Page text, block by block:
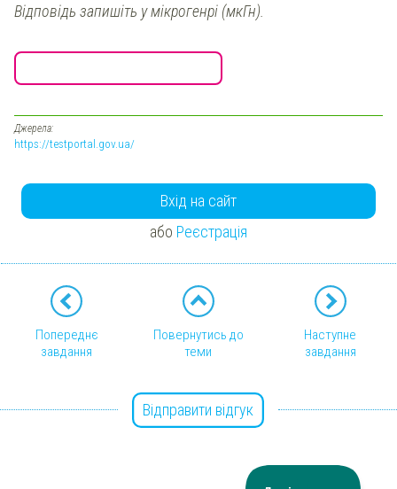
Відповідь запишіть у мікрогенрі (мкГн).
Джерела:
https://testportal.gov.ua/
Вхід на сайт
або Реєстрація
Попереднє
завдання
Повернутись до
теми
Наступне
завдання
Відправити відгук